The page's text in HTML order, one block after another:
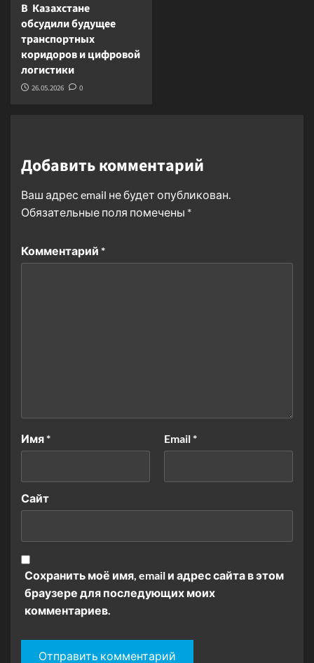
В Казахстане
обсудили будущее
транспортных
коридоров и цифровой
логистики
26.05.2026 0
Добавить комментарий
Ваш адрес email не будет опубликован.
Обязательные поля помечены *
Комментарий *
Имя* Email*
Сайт
Сохранить моё имя, email и адрес сайта в этом
браузере для последующих моих
комментариев.